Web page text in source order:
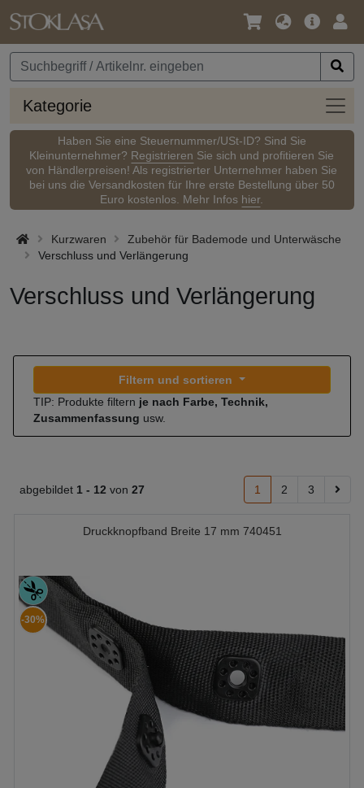
Sprache
Währung
Kategorie
Haben Sie eine Steuernummer/USt-ID? Sind Sie
Kleinunternehmer? Registrieren Sie sich und profitieren Sie
von Händlerpreisen! Als registrierter Unternehmer haben Sie
bei uns die Versandkosten für Ihre erste Bestellung über 50
Euro kostenlos. Mehr Infos hier.
Kurzwaren
Zubehör für Bademode und Unterwäsche
Verschluss und Verlängerung
Verschluss und Verlängerung
Filtern und sortieren
TIP: Produkte filtern je nach Farbe, Technik,
Zusammenfassung usw.
abgebildet 1 - 12 von 27 1 2 3
Druckknopfband Breite 17 mm 740451
-30%